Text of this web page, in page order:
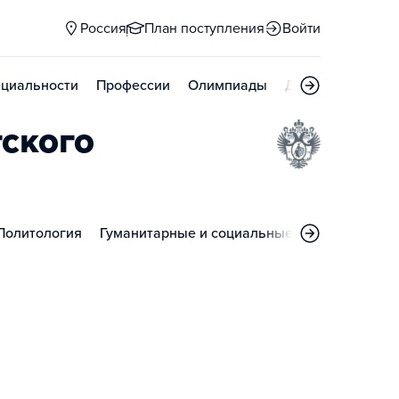
Россия План поступления Войти
Профессии Олимпиады Дни открытых
Гуманитарные и социальные науки